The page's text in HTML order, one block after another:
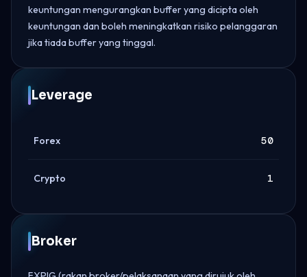
keuntungan mengurangkan buffer yang dicipta oleh
keuntungan dan boleh meningkatkan risiko pelanggaran
jika tiada buffer yang tinggal.
Leverage
Forex 50
Crypto 1
Broker